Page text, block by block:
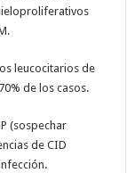
leucocitarios de
de los casos.
(sospechar
de CID